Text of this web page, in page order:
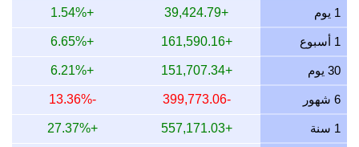
13 يوليو 2026
12 يوليو 2026
11 يوليو 2026
10 يوليو 2026
9 يوليو 2026
1 يوم +39,424.79
+1.54%
1 أسبوع +161,590.16
+6.65%
30 يوم +151,707.34
+6.21%
6 شهور -399,773.06
-13.36%
1 سنة +557,171.03
+27.37%